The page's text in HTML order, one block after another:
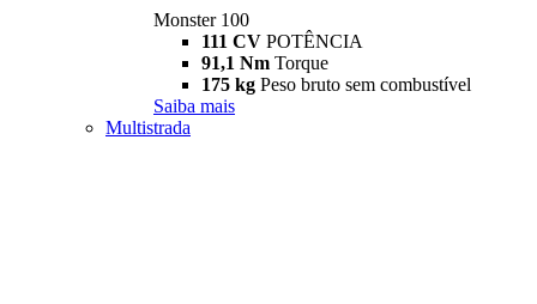
Monster 100
111 CV POTÊNCIA
91,1 Nm Torque
175 kg Peso bruto sem combustível
Saiba mais
Multistrada